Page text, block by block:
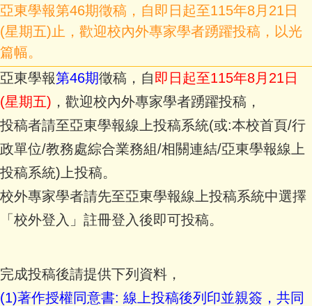
亞東學報第46期徵稿，自即日起至115年8月21日
(星期五)止，歡迎校內外專家學者踴躍投稿，以光
篇幅。
亞東學報第46期徵稿，自即日起至115年8月21日
(星期五) ，歡迎校內外專家學者踴躍投稿，
投稿者請至亞東學報線上投稿系統(或:本校首頁/行
政單位/教務處綜合業務組/相關連結/亞東學報線上
投稿系統)上投稿。
校外專家學者請先至亞東學報線上投稿系統中選擇
「校外登入」註冊登入後即可投稿。
完成投稿後請提供下列資料，
(1)著作授權同意書: 線上投稿後列印並親簽，共同